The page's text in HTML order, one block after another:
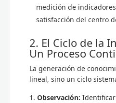
medición de
satisfacción del centro
2. El Ciclo de la
Un Proceso
La generación de
lineal, sino un ciclo
Observación: